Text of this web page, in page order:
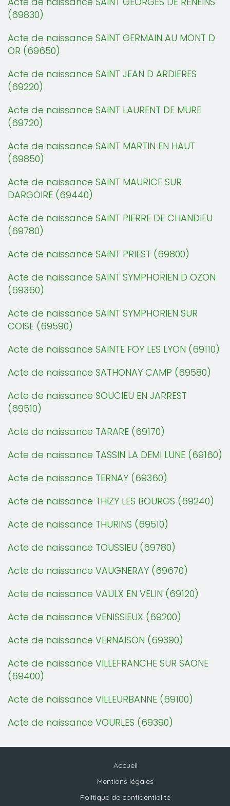
(69830)
Acte de naissance SAINT GERMAIN AU MONT D
OR (69650)
Acte de naissance SAINT JEAN D ARDIERES
(69220)
Acte de naissance SAINT LAURENT DE MURE
(69720)
Acte de naissance SAINT MARTIN EN HAUT
(69850)
Acte de naissance SAINT MAURICE SUR
DARGOIRE (69440)
Acte de naissance SAINT PIERRE DE CHANDIEU
(69780)
Acte de naissance SAINT PRIEST (69800)
Acte de naissance SAINT SYMPHORIEN D OZON
(69360)
Acte de naissance SAINT SYMPHORIEN SUR
COISE (69590)
Acte de naissance SAINTE FOY LES LYON (69110)
Acte de naissance SATHONAY CAMP (69580)
Acte de naissance SOUCIEU EN JARREST
(69510)
Acte de naissance TARARE (69170)
Acte de naissance TASSIN LA DEMI LUNE (69160)
Acte de naissance TERNAY (69360)
Acte de naissance THIZY LES BOURGS (69240)
Acte de naissance THURINS (69510)
Acte de naissance TOUSSIEU (69780)
Acte de naissance VAUGNERAY (69670)
Acte de naissance VAULX EN VELIN (69120)
Acte de naissance VENISSIEUX (69200)
Acte de naissance VERNAISON (69390)
Acte de naissance VILLEFRANCHE SUR SAONE
(69400)
Acte de naissance VILLEURBANNE (69100)
Acte de naissance VOURLES (69390)
Accueil
Mentions légales
Politique de confidentialité